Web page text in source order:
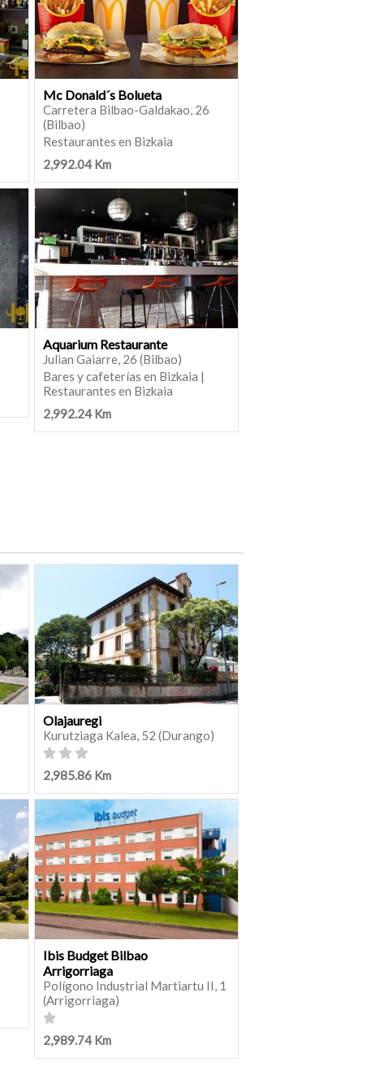
Mc Donald´s Bolueta
Carretera Bilbao-Galdakao, 26
(Bilbao)
Restaurantes en Bizkaia
2,992.04 Km
Aquarium Restaurante
Julian Gaiarre, 26 (Bilbao)
Bares y cafeterías en Bizkaia |
Restaurantes en Bizkaia
2,992.24 Km
Olajauregi
Kurutziaga Kalea, 52 (Durango)
2,985.86 Km
Ibis Budget Bilbao
Arrigorriaga
Polígono Industrial Martiartu II, 1
(Arrigorriaga)
2,989.74 Km